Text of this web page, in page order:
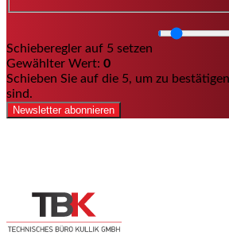
Schieberegler auf 5 setzen
Gewählter Wert: 0
Schieben Sie auf die 5, um zu
sind.
Newsletter abonnieren